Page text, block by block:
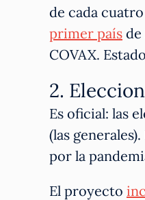
de cada
primer país de
COVAX.
2.
Es oficial: las
(las
por la
El proyecto